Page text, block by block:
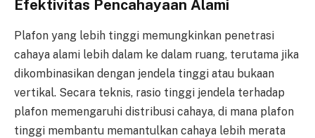
Efektivitas Pencahayaan Alami
Plafon yang lebih tinggi memungkinkan penetrasi
cahaya alami lebih dalam ke dalam ruang, terutama jika
dikombinasikan dengan jendela tinggi atau bukaan
vertikal. Secara teknis, rasio tinggi jendela terhadap
plafon memengaruhi distribusi cahaya, di mana plafon
tinggi membantu memantulkan cahaya lebih merata